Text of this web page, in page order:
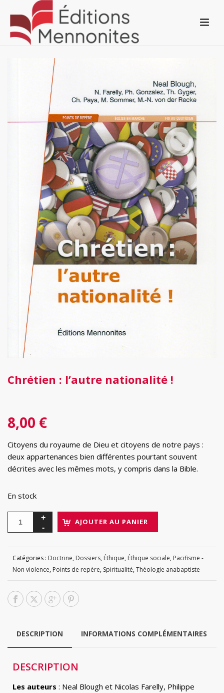
Chrétien : l’autre nationalité !
8,00 €
Citoyens du royaume de Dieu et citoyens de notre pays :
deux appartenances bien différentes pourtant souvent
décrites avec les mêmes mots, y compris dans la Bible.
En stock
AJOUTER AU PANIER
Catégories : Doctrine, Dossiers, Éthique, Éthique sociale, Pacifisme -
Non violence, Points de repère, Spiritualité,Théologie anabaptiste
DESCRIPTION INFORMATIONS COMPLÉMENTAIRES
DESCRIPTION
Les auteurs : Neal Blough et Nicolas Farelly, Philippe